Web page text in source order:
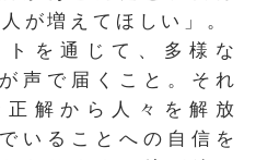
が増えてほしい」。
を通じて、多様な
声で届くこと。それ
解から人々を解放
いることへの自信を